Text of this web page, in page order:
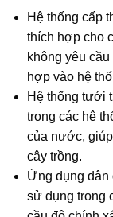
Hệ thống cấp
thích hợp cho
không yêu
hợp vào hệ
Hệ thống tưới
trong các hệ
của nước,
cây trồng.
Ứng dụng
sử dụng trong